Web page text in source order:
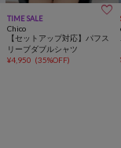
TIME SALE 
Chico
【セットアップ対応】パフス
リーブダブルシャツ
¥4,950 (35%OFF)